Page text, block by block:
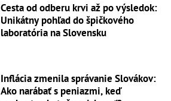
Cesta od odberu krvi až po výsledok:
Unikátny pohľad do špičkového
laboratória na Slovensku
Inflácia zmenila správanie Slovákov:
Ako narábať s peniazmi, keď